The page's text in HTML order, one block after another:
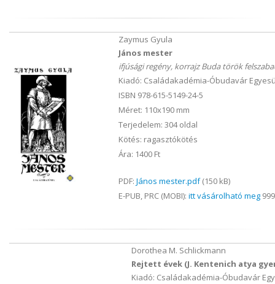
Zaymus Gyula
János mester
ifjúsági regény, korrajz Buda török
Kiadó: Családakadémia-Óbudavár
ISBN 978-615-5149-24-5
Méret: 110x190 mm
Terjedelem: 304 oldal
Kötés: ragasztókötés
Ára: 1400 Ft
PDF: János mester.pdf(150 kB)
E-PUB, PRC (MOBI): itt vásárolható meg
Dorothea M. Schlickmann
Rejtett évek (J. Kentenich atya
Kiadó: Családakadémia-Óbudavár